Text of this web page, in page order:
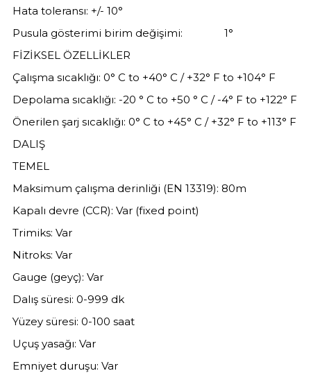
Hata toleransı: +/- 10°
Pusula gösterimi birim değişimi: 1°
FİZİKSEL ÖZELLİKLER
Çalışma sıcaklığı: 0° C to +40° C / +32° F to +104° F
Depolama sıcaklığı: -20 ° C to +50 ° C / -4° F to +122° F
Önerilen şarj sıcaklığı: 0° C to +45° C / +32° F to +113° F
DALIŞ
TEMEL
Maksimum çalışma derinliği (EN 13319): 80m
Kapalı devre (CCR): Var (fixed point)
Trimiks: Var
Nitroks: Var
Gauge (geyç): Var
Dalış süresi: 0-999 dk
Yüzey süresi: 0-100 saat
Uçuş yasağı: Var
Emniyet duruşu: Var